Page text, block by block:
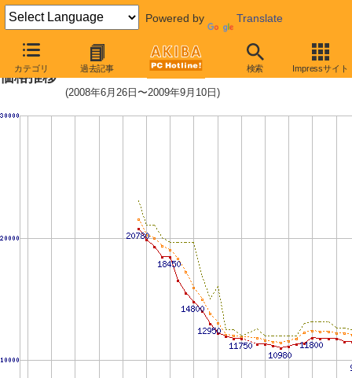
Powered by Translate
カテゴリ 過去記事 検索 Impressサイト
ST31500341AS (1.5TB,32MB)の
価格推移
(2008年6月26日〜2009年9月10日)